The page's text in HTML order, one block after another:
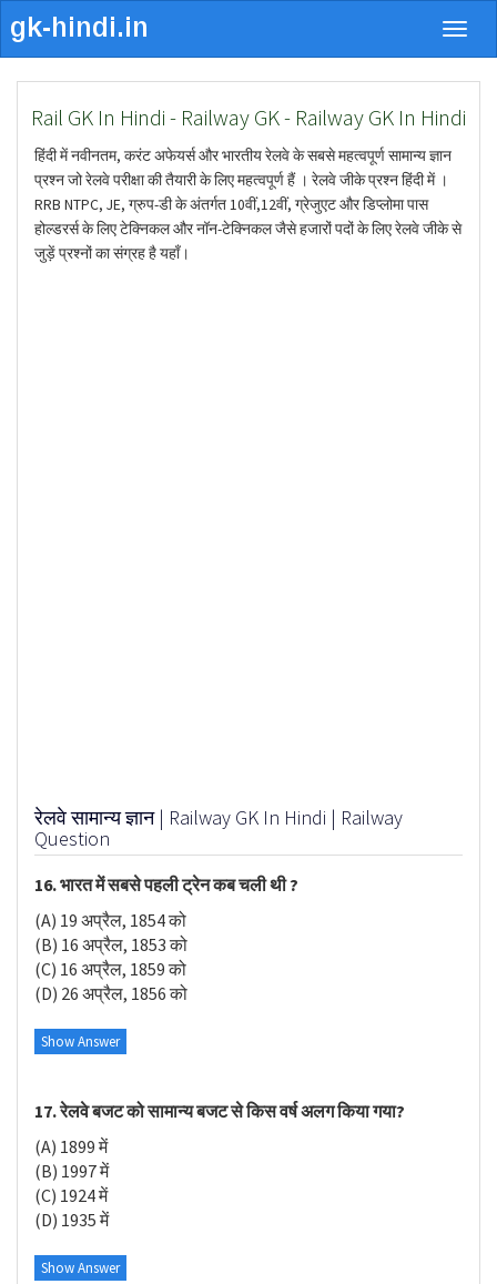
Rail GK In Hindi - Railway GK - Railway GK In Hindi
हिंदी में नवीनतम, करंट अफेयर्स और भारतीय रेलवे के सबसे महत्वपूर्ण सामान्य ज्ञान
प्रश्न जो रेलवे परीक्षा की तैयारी के लिए महत्वपूर्ण हैं । रेलवे जीके प्रश्न हिंदी में ।
RRB NTPC, JE, ग्रुप-डी के अंतर्गत 10वीं,12वीं, ग्रेजुएट और डिप्लोमा पास
होल्डरर्स के लिए टेक्निकल और नॉन-टेक्निकल जैसे हजारों पदों के लिए रेलवे जीके से
जुड़ें प्रश्नों का संग्रह है यहाँ।
रेलवे सामान्य ज्ञान | Railway GK In Hindi | Railway
Question
16. भारत में सबसे पहली ट्रेन कब चली थी ?
(A) 19 अप्रैल, 1854 को
(B) 16 अप्रैल, 1853 को
(C) 16 अप्रैल, 1859 को
(D) 26 अप्रैल, 1856 को
Show Answer
17. रेलवे बजट को सामान्य बजट से किस वर्ष अलग किया गया?
(A) 1899 में
(B) 1997 में
(C) 1924 में
(D) 1935 में
Show Answer